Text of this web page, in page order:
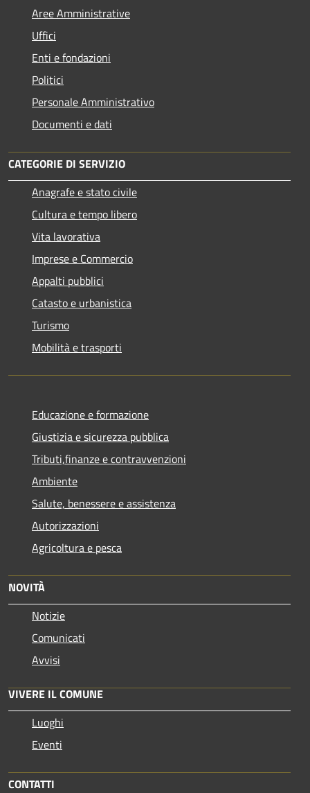
Aree Amministrative
Uffici
Enti e fondazioni
Politici
Personale Amministrativo
Documenti e dati
CATEGORIE DI SERVIZIO
Anagrafe e stato civile
Cultura e tempo libero
Vita lavorativa
Imprese e Commercio
Appalti pubblici
Catasto e urbanistica
Turismo
Mobilità e trasporti
Educazione e formazione
Giustizia e sicurezza pubblica
Tributi,finanze e contravvenzioni
Ambiente
Salute, benessere e assistenza
Autorizzazioni
Agricoltura e pesca
NOVITÀ
Notizie
Comunicati
Avvisi
VIVERE IL COMUNE
Luoghi
Eventi
CONTATTI